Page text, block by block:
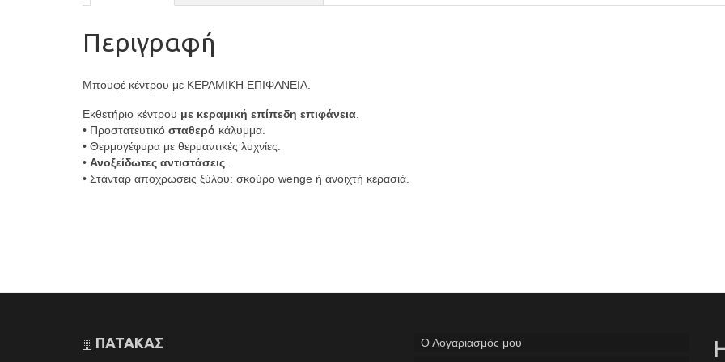
Περιγραφή
Μπουφέ κέντρου με ΚΕΡΑΜΙΚΗ ΕΠΙΦΑΝΕΙΑ.
Εκθετήριο κέντρου με κεραμική επίπεδη επιφάνεια
• Προστατευτικό σταθερό κάλυμμα.
• Θερμογέφυρα με θερμαντικές λυχνίες.
• Ανοξείδωτες αντιστάσεις
• Στάνταρ αποχρώσεις ξύλου: σκούρο wenge ή ανοιχτή κερασιά.
ΠΑΤΑΚΑΣ
Ο Λογαριασμός μου